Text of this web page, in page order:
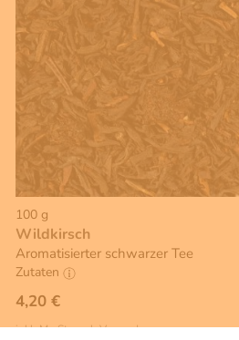
100 g
Wildkirsch
Aromatisierter schwarzer Tee
Zutaten
4,20 €
inkl. MwSt, zzgl. Versand